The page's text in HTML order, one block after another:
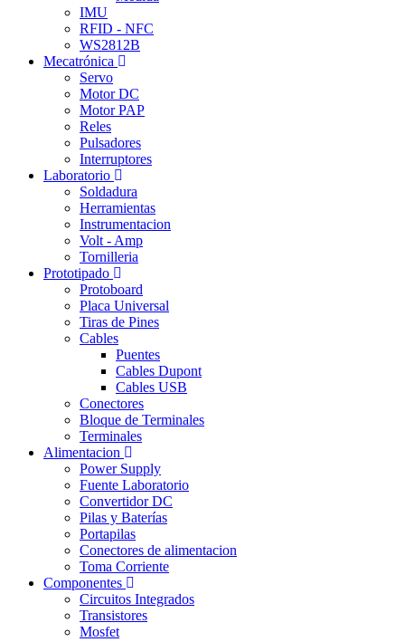
IMU
RFID - NFC
WS2812B
Mecatrónica
Servo
Motor DC
Motor PAP
Reles
Pulsadores
Interruptores
Laboratorio
Soldadura
Herramientas
Instrumentacion
Volt - Amp
Tornilleria
Prototipado
Protoboard
Placa Universal
Tiras de Pines
Cables
Puentes
Cables Dupont
Cables USB
Conectores
Bloque de Terminales
Terminales
Alimentacion
Power Supply
Fuente Laboratorio
Convertidor DC
Pilas y Baterías
Portapilas
Conectores de alimentacion
Toma Corriente
Componentes
Circuitos Integrados
Transistores
Mosfet